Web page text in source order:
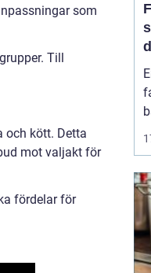
som
Till
och kött. Detta
mot valjakt för
fördelar för